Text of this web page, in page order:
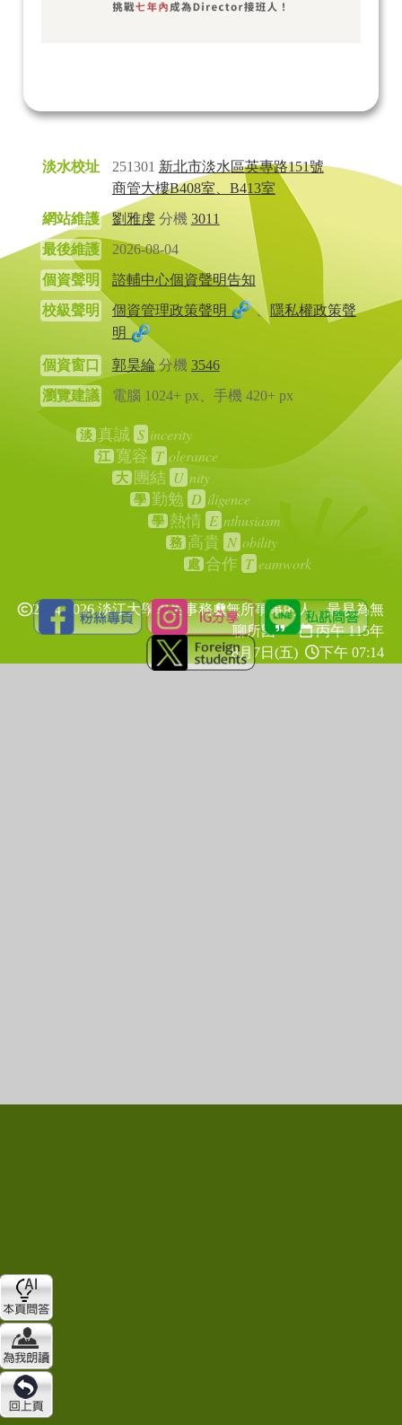
淡水校址 251301 新北市淡水區英專路151號
商管大樓B408室、B413室
網站維護
劉雅虔分機 3011
最後維護
2026-08-04
個資聲明
諮輔中心個資聲明告知
校級聲明
個資管理政策聲明 、 隱私權政策聲
明
個資窗口 郭昊綸 分機 3546
瀏覽建議
電腦 1024+ px、手機 420+ px
淡 真誠 S incerity
江 寬容 T olerance
大 團結 U nity
學 勤勉 D iligence
學 熱情 E nthusiasm
務 高貴 N obility
處 合作 T eamwork
2024-2026 淡江大學學生事務處無所事事的人，最易為無
聊所困
丙午 115年
8月7日(五)
下午 07:14